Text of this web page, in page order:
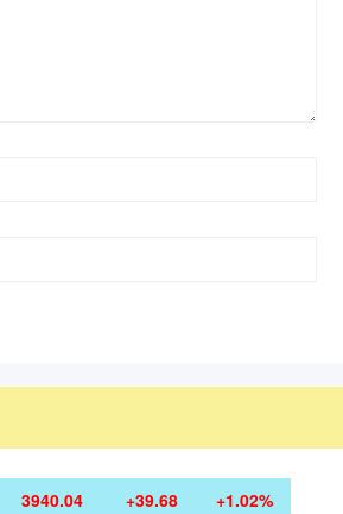
3940.04 +39.68 +1.02%